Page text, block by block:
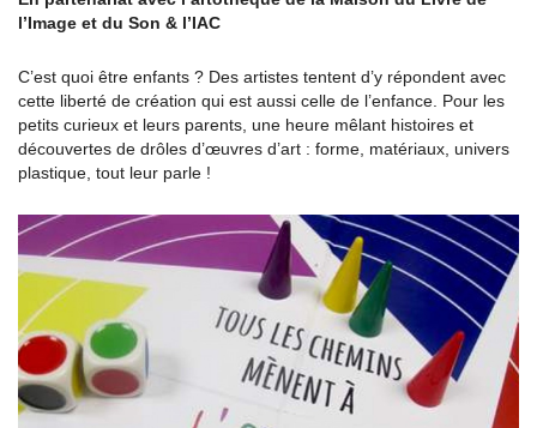
l’Image et du Son & l’IAC
C’est quoi être enfants ? Des artistes tentent d’y répondent avec
cette liberté de création qui est aussi celle de l’enfance. Pour les
petits curieux et leurs parents, une heure mêlant histoires et
découvertes de drôles d’œuvres d’art : forme, matériaux, univers
plastique, tout leur parle !